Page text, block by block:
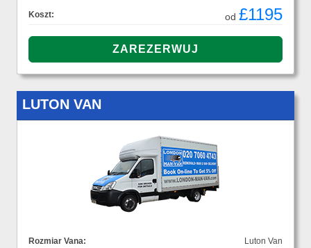
Koszt: od £1195
LUTON VAN
Rozmiar Vana:
Luton Van